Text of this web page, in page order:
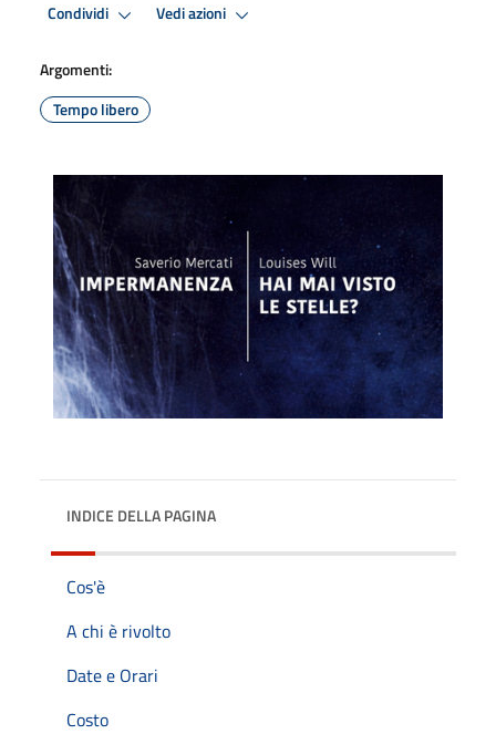
Condividi Vedi azioni
Argomenti:
Tempo libero
INDICE DELLA PAGINA
Cos'è
A chi è rivolto
Date e Orari
Costo